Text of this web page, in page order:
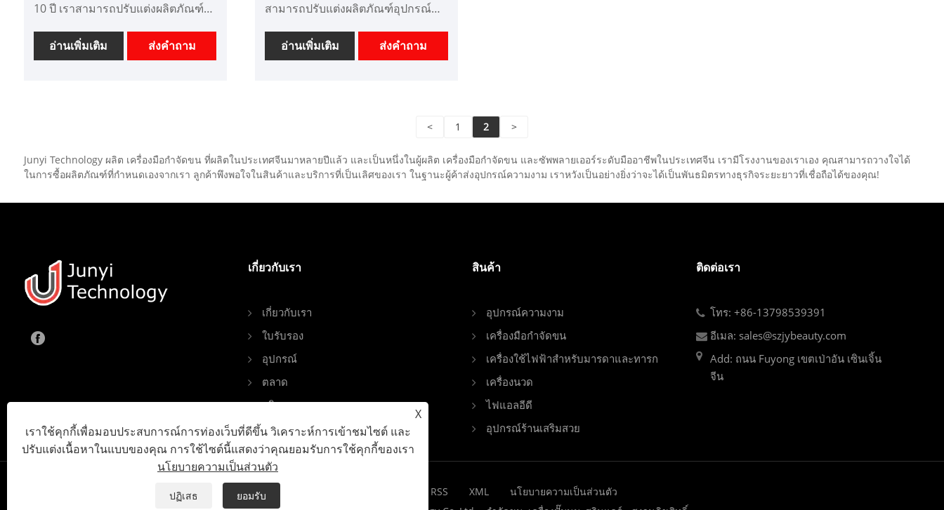
10 ปี เราสามารถปรับแต่งผลิตภัณฑ์
เปรียบด้านราคาที่ดี เราเป็นผู้ผลิต
เครื่องมือเสริมความงามเทคโนโลยี
อ่านเพิ่มเติม ส่งคำถาม
สามารถปรับแต่งผลิตภัณฑ์อุปกรณ์
ราคาที่ดี เราเป็นผู้ผลิตเครื่องมือเสริม
ความงามเทคโนโลยีขั้นสูงระดับมือ
อ่านเพิ่มเติม ส่งคำถาม
< 1 2 >
Junyi Technology ผลิต เครื่องมือกำจัดขน ที่ผลิตในประเทศจีนมาหลายปีแล้ว และเป็นหนึ่งในผู้ผลิต เครื่องมือกำจัดขน และซัพพลายเออร์ระดับมืออาชีพในประเทศจีน เรามีโรงงานของเราเอง คุณสามารถวางใจได้
ในการซื้อผลิตภัณฑ์ที่กำหนดเองจากเรา ลูกค้าพึงพอใจในสินค้าและบริการที่เป็นเลิศของเรา ในฐานะผู้ค้าส่งอุปกรณ์ความงาม เราหวังเป็นอย่างยิ่งว่าจะได้เป็นพันธมิตรทางธุรกิจระยะยาวที่เชื่อถือได้ของคุณ!
เกี่ยวกับเรา
เกี่ยวกับเรา
ใบรับรอง
อุปกรณ์
ตลาด
บริการ
คำถามที่พบบ่อย
สินค้า
อุปกรณ์ความงาม
เครื่องมือกำจัดขน
เครื่องใช้ไฟฟ้าสำหรับมารดาและทารก
เครื่องนวด
ไฟแอลอีดี
อุปกรณ์ร้านเสริมสวย
ติดต่อเรา
โทร: +86-13798539391
อีเมล: sales@szjybeauty.com
Add: ถนน Fuyong เขตเป่าอัน เซินเจิ้น
จีน
RSS XML
นโยบายความเป็นส่วนตัว
X
เราใช้คุกกี้เพื่อมอบประสบการณ์การท่องเว็บที่ดีขึ้น วิเคราะห์การเข้าชมไซต์ และ
ปรับแต่งเนื้อหาในแบบของคุณ การใช้ไซต์นี้แสดงว่าคุณยอมรับการใช้คุกกี้ของเรา
นโยบายความเป็นส่วนตัว
ปฏิเสธ ยอมรับ